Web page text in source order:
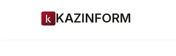
KAZINFORM